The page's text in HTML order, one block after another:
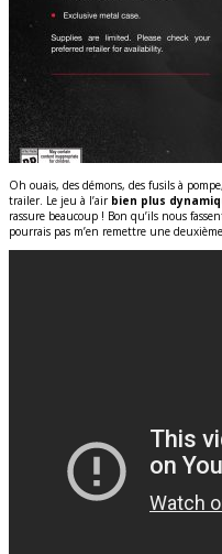
Oh ouais, des démons, des fusils à
trailer. Le jeu à l’air bien plus
rassure beaucoup ! Bon qu’ils nous
pourrais pas m’en remettre une